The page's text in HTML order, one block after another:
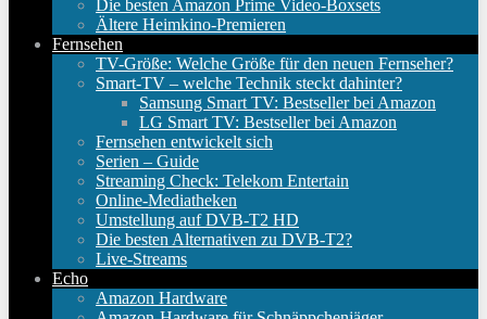
Die besten Amazon Prime Video-Boxsets
Ältere Heimkino-Premieren
Fernsehen
TV-Größe: Welche Größe für den neuen Fernseher?
Smart-TV – welche Technik steckt dahinter?
Samsung Smart TV: Bestseller bei Amazon
LG Smart TV: Bestseller bei Amazon
Fernsehen entwickelt sich
Serien – Guide
Streaming Check: Telekom Entertain
Online-Mediatheken
Umstellung auf DVB-T2 HD
Die besten Alternativen zu DVB-T2?
Live-Streams
Echo
Amazon Hardware